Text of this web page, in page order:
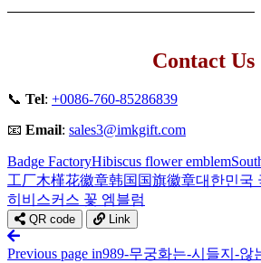
Contact Us
📞 Tel: +0086-760-85286839
📧 Email: sales3@imkgift.com
Badge FactoryHibiscus flower emblem
工厂木槿花徽章韩国国旗徽章대한민국
히비스커스 꽃 엠블럼
QR code Link
Previous page in989-무궁화는-시들지-않